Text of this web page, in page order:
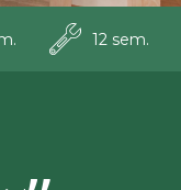
12 sem.